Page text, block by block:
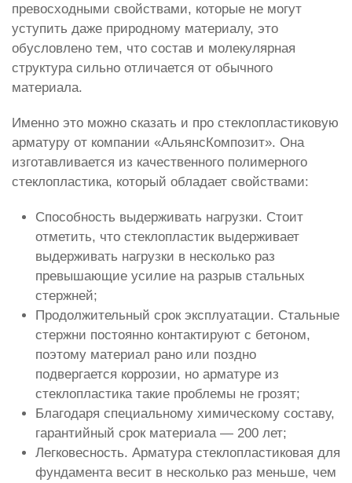
превосходными свойствами, которые не могут
уступить даже природному материалу, это
обусловлено тем, что состав и молекулярная
структура сильно отличается от обычного
материала.
Именно это можно сказать и про стеклопластиковую
арматуру от компании «АльянсКомпозит». Она
изготавливается из качественного полимерного
стеклопластика, который обладает свойствами:
Способность выдерживать нагрузки. Стоит
отметить, что стеклопластик выдерживает
выдерживать нагрузки в несколько раз
превышающие усилие на разрыв стальных
стержней;
Продолжительный срок эксплуатации. Стальные
стержни постоянно контактируют с бетоном,
поэтому материал рано или поздно
подвергается коррозии, но арматуре из
стеклопластика такие проблемы не грозят;
Благодаря специальному химическому составу,
гарантийный срок материала — 200 лет;
Легковесность. Арматура стеклопластиковая для
фундамента весит в несколько раз меньше, чем